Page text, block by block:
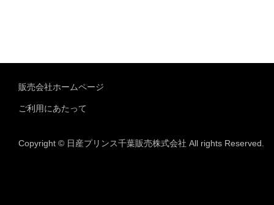
販売会社ホームページ
ご利用にあたって
Copyright © 日産プリンス千葉販売株式会社 All rights Reserved.